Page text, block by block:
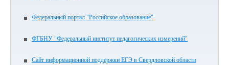
Федеральный портал "Российское образование"
ФГБНУ "Федеральный институт педагогических измерений"
Сайт информационной поддержки ЕГЭ в Свердловской области